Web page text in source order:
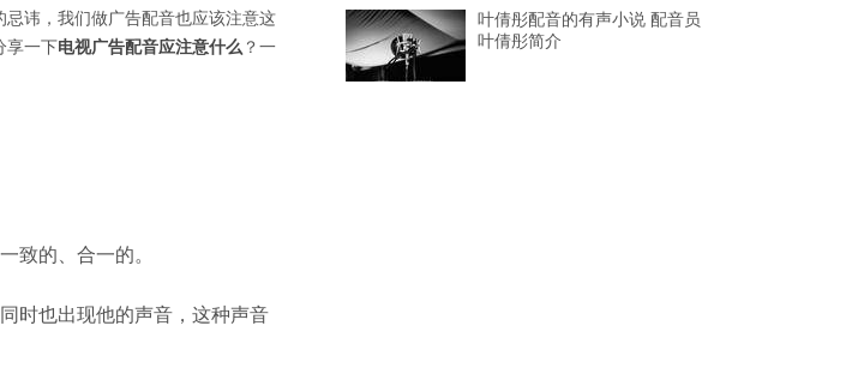
讳，我们做广告配音也应该注意这
享一下电视广告配音应注意什么 ？一
致的、合一的。
时也出现他的声音，这种声音
叶倩彤配音的有声小说 配音员
叶倩彤简介